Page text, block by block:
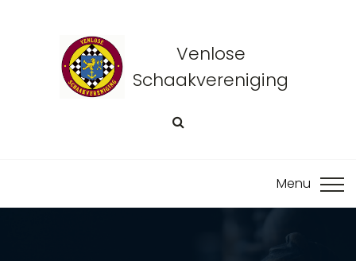
Venlose
Schaakvereniging